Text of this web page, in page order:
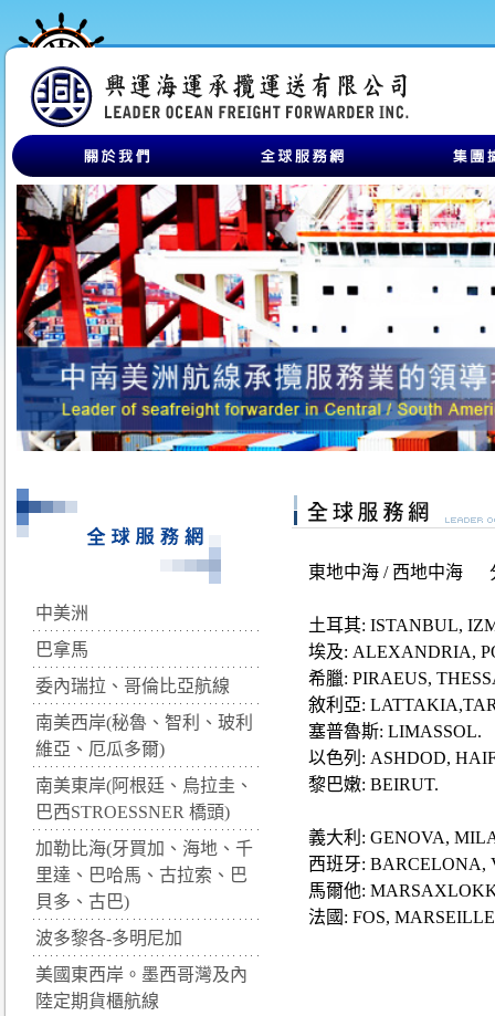
中美洲
巴拿馬
委內瑞拉、哥倫比亞航線
南美西岸(秘魯、智利、玻利
維亞、厄瓜多爾)
南美東岸(阿根廷、烏拉圭、
巴西STROESSNER 橋頭)
加勒比海(牙買加、海地、千
里達、巴哈馬、古拉索、巴
貝多、古巴)
波多黎各-多明尼加
美國東西岸。墨西哥灣及內
陸定期貨櫃航線
東地中海 / 西地中海
土耳其: ISTANBUL,
埃及: ALEXANDRIA,
希臘: PIRAEUS,
敘利亞:
塞普魯斯: LIMASSOL.
以色列: ASHDOD,
黎巴嫩: BEIRUT.
義大利: GENOVA,
西班牙:
馬爾他:
法國: FOS,